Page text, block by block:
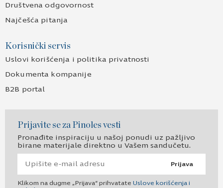
Društvena odgovornost
Najčešća pitanja
Korisnički servis
Uslovi korišćenja i politika privatnosti
Dokumenta kompanije
B2B portal
Prijavite se za Pinoles vesti
Pronađite inspiraciju u našoj ponudi uz pažljivo
birane materijale direktno u Vašem sandučetu.
Prijava
Klikom na dugme „Prijava“ prihvatate Uslove korišćenja i